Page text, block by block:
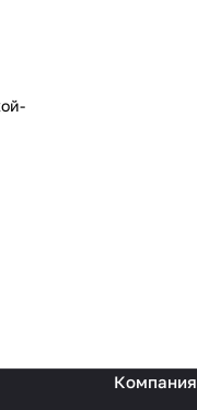
Компания